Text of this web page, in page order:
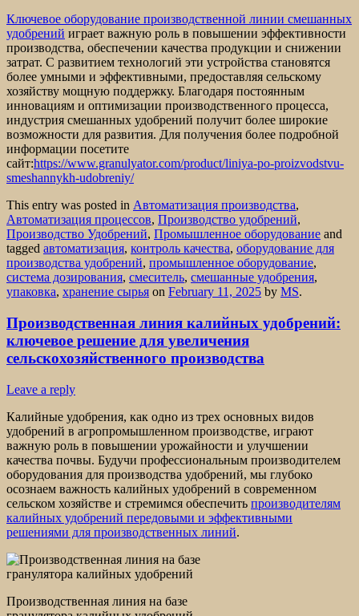
Ключевое оборудование производственной линии смешанных
удобрений играет важную роль в повышении эффективности
производства, обеспечении качества продукции и снижении
затрат. С развитием технологий эти устройства становятся
более умными и эффективными, предоставляя сельскому
хозяйству мощную поддержку. Благодаря постоянным
инновациям и оптимизации производственного процесса,
индустрия смешанных удобрений получит более широкие
возможности для развития. Для получения более подробной
информации посетите
сайт:https://www.granulyator.com/product/liniya-po-proizvodstvu-
smeshannykh-udobreniy/
This entry was posted in Автоматизация производства,
Автоматизация процессов, Производство удобрений,
Производство Удобрений, Промышленное оборудование and
tagged автоматизация, контроль качества, оборудование для
производства удобрений, промышленное оборудование,
система дозирования, смеситель, смешанные удобрения,
упаковка, хранение сырья on February 11, 2025 by MS.
Производственная линия калийных удобрений:
ключевое решение для увеличения
сельскохозяйственного производства
Leave a reply
Калийные удобрения, как одно из трех основных видов
удобрений в агропромышленном производстве, играют
важную роль в повышении урожайности и улучшении
качества почвы. Будучи профессиональным производителем
оборудования для производства удобрений, мы глубоко
осознаем важность калийных удобрений в современном
сельском хозяйстве и стремимся обеспечить производителям
калийных удобрений передовыми и эффективными
решениями для производственных линий.
Производственная линия на базе